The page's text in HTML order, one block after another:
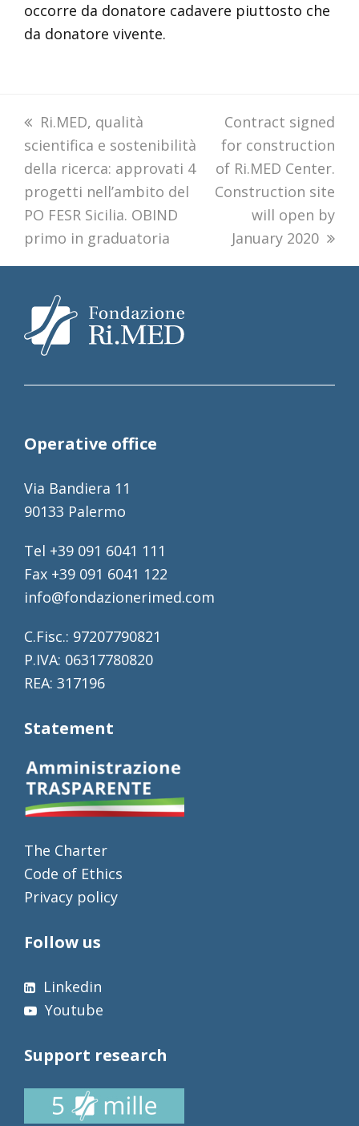
occorre da donatore cadavere piuttosto che
da donatore vivente.
previous
post:
Ri.MED, qualità
scientifica e sostenibilità
della ricerca: approvati 4
progetti nell’ambito del
PO FESR Sicilia. OBIND
primo in graduatoria
next
post:
Contract signed
for construction
of Ri.MED Center.
Construction site
will open by
January 2020
Operative office
Via Bandiera 11
90133 Palermo
Tel +39 091 6041 111
Fax +39 091 6041 122
info@fondazionerimed.com
C.Fisc.: 97207790821
P.IVA: 06317780820
REA: 317196
Statement
The Charter
Code of Ethics
Privacy policy
Follow us
Linkedin
Youtube
Support research